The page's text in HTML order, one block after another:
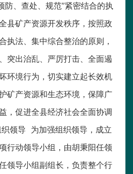
防、查处、规范”紧密结合的执
县矿产资源开发秩序，按照政
执法、集中综合整治的原则，
突出治乱、严厉打击、全面遏
环境行为，切实建立起长效机
矿产资源和生态环境，保障广
，促进全县经济社会全面协调
领导 为加强组织领导，成立
行动领导小组，由胡秉阳任领
领导小组副组长，负责整个行